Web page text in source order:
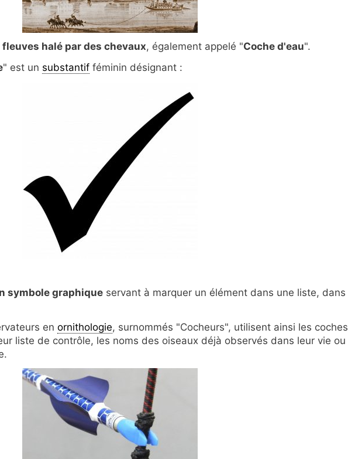
halé par des chevaux, également appelé "Coche d'eau".
" est un substantif féminin désignant :
symbole graphiqueservant à marquer un élément dans une liste, dans
en ornithologie, surnommés "Cocheurs", utilisent ainsi les coches
liste de contrôle, les noms des oiseaux déjà observés dans leur vie ou